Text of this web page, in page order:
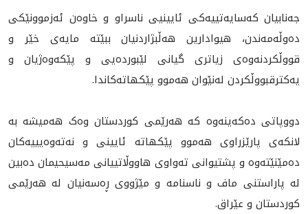
جەنابیان کەسایەتییەکی ئایینیی ناسراو و خاوەن ئەزموونێکی
دەوڵەمەندن، هیوادارین هەڵبژاردنیان ببێتە مایەی خێر و
قووڵکردنەوەی زیاتری گيانى لێبوردەیی و پێکەوەژیان و
يه‌كترقبووڵكردن لەنێوان هەموو پێکهاتەکاندا.
دووپاتی دەکەینەوە کە هەرێمی کوردستان وەک هەمیشە بە
لانکەی پارێزراوی هەموو پێکهاتە ئایینی و نەتەوەیییەکان
دەمێنێتەوە و پشتیوانی تەواوی هاووڵاتييانى مه‌سيحيمان دەبین
لە پاراستنی ماف و ناسنامە و مێژووى ڕەسەنیان لە هه‌رێمى
كوردستان و عێراق.